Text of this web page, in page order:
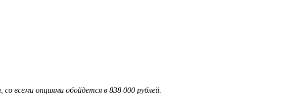
всеми опциями обойдется в 838 000 рублей.